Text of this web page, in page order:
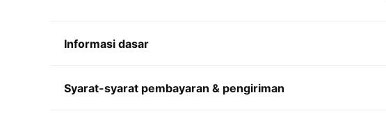
Informasi dasar
Syarat-syarat pembayaran & pengiriman